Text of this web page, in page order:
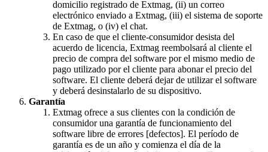
domicilio registrado de Extmag, (ii) un correo
electrónico enviado a Extmag, (iii) el sistema de soporte
de Extmag, o (iv) el chat.
En caso de que el cliente-consumidor desista del
acuerdo de licencia, Extmag reembolsará al cliente el
precio de compra del software por el mismo medio de
pago utilizado por el cliente para abonar el precio del
software. El cliente deberá dejar de utilizar el software
y deberá desinstalarlo de su dispositivo.
Garantía
Extmag ofrece a sus clientes con la condición de
consumidor una garantía de funcionamiento del
software libre de errores [defectos]. El período de
garantía es de un año y comienza el día de la